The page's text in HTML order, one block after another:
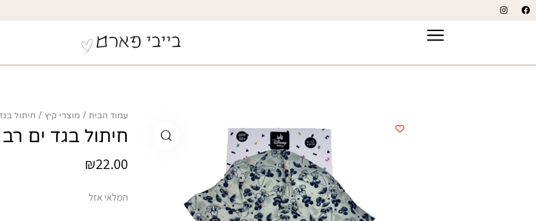
עמוד הבית מוצרי קיץ חיתול בגד
חיתול בגד ים רב
₪22.00
המלאי אזל